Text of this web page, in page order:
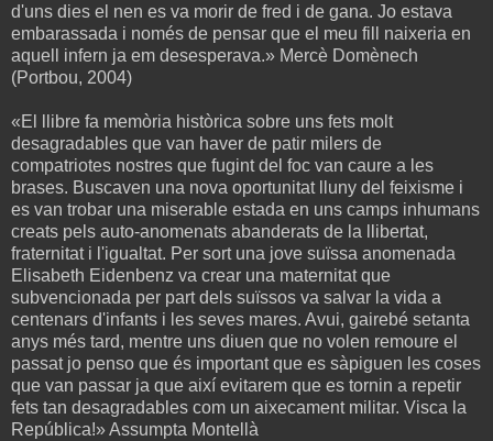
d'uns dies el nen es va morir de fred i de gana. Jo estava
embarassada i només de pensar que el meu fill naixeria en
aquell infern ja em desesperava.» Mercè Domènech
(Portbou, 2004)
«El llibre fa memòria històrica sobre uns fets molt
desagradables que van haver de patir milers de
compatriotes nostres que fugint del foc van caure a les
brases. Buscaven una nova oportunitat lluny del feixisme i
es van trobar una miserable estada en uns camps inhumans
creats pels auto-anomenats abanderats de la llibertat,
fraternitat i l'igualtat. Per sort una jove suïssa anomenada
Elisabeth Eidenbenz va crear una maternitat que
subvencionada per part dels suïssos va salvar la vida a
centenars d'infants i les seves mares. Avui, gairebé setanta
anys més tard, mentre uns diuen que no volen remoure el
passat jo penso que és important que es sàpiguen les coses
que van passar ja que així evitarem que es tornin a repetir
fets tan desagradables com un aixecament militar. Visca la
República!» Assumpta Montellà